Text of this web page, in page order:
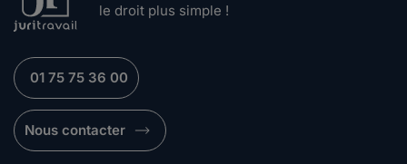
le droit plus simple !
01 75 75 36 00
Nous contacter